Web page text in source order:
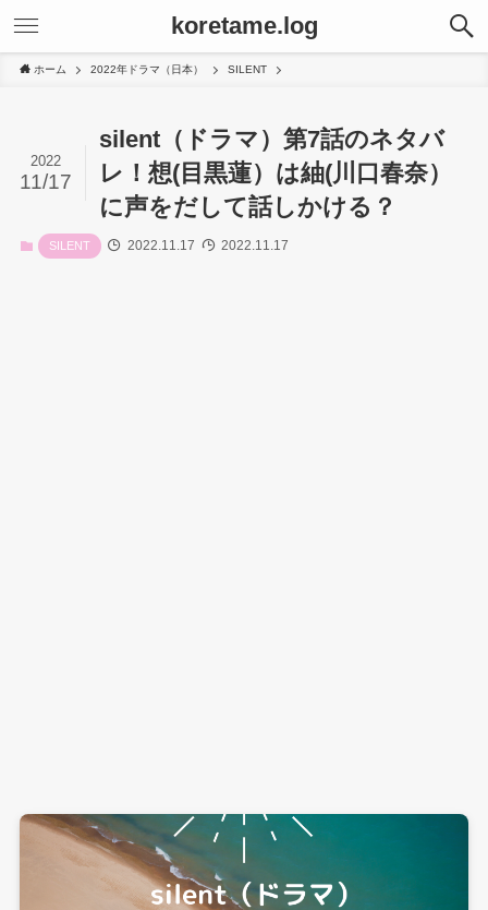
koretame.log
ホーム 2022年ドラマ（日本） SILENT
silent（ドラマ）第7話のネタバ
レ！想(目黒蓮）は紬(川口春奈）
に声をだして話しかける？
2022
11/17
SILENT 2022.11.17 2022.11.17